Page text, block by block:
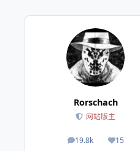
Rorschach
网站版主
19.8k
帖子 15
荣誉积分